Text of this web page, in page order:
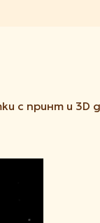
с принт и 3D